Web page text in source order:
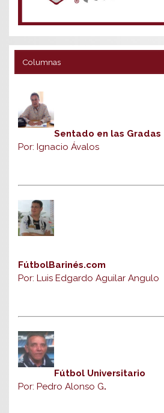
Columnas
Sentado en las Gradas
Por: Ignacio Ávalos
FútbolBarinés.com
Por: Luis Edgardo Aguilar Angulo
Fútbol Universitario
Por: Pedro Alonso G.